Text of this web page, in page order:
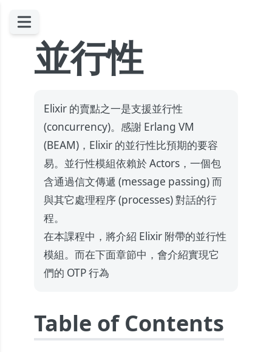
並行性
Elixir 的賣點之一是支援並行性
(concurrency)。感謝 Erlang VM
(BEAM)，Elixir 的並行性比預期的要容
易。並行性模組依賴於 Actors，一個包
含通過信文傳遞 (message passing) 而
與其它處理程序 (processes) 對話的行
程。
在本課程中，將介紹 Elixir 附帶的並行性
模組。而在下面章節中，會介紹實現它
們的 OTP 行為
Table of Contents